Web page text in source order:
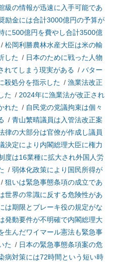
級の情報が迅速に入手可能であ
励金には合計3000億円の予算が
に500億円を費やし合計3500億
/ 松岡利勝農林水産大臣は米の輸
した / 日本のために戦った人物
れてしまう現実がある / バター
殺処分を指示した / 漁業法改正
た / 2024年に漁業法が改正され
れた / 自民党の党議拘束は個々
/ 青山繁晴議員は入管法改正案
律の大部分は官僚が作成し議員
決定により内閣総理大臣に権力
度は16業種に拡大され外国人労
/ 弱体化政策により国民所得が
/ 狙いは緊急事態条項の成立であ
世界の常識に反する危険性があ
は期限とブレーキ役の規定がな
発動要件が不明確で内閣総理大
生んだワイマール憲法も緊急事
た / 日本の緊急事態条項案の危
病対策には72時間という短い時